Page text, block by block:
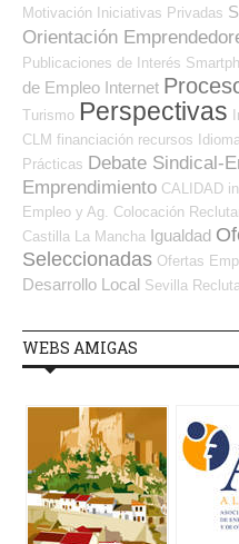
Motivación Iniciativas Privadas
Orientación
Publicaciones de Interés
de Empleo Internet
Turismo Perspectivas
CLM financiación recursos
Prácticas Debate Sindical-
Emprendimiento CALIDAD
Empleo y Ag. Colocación
Castilla La Mancha Igualdad
Seleccionadas Ofertas
Desarrollo Local Sevilla
WEBS AMIGAS